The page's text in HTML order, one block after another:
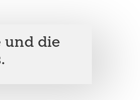
und die